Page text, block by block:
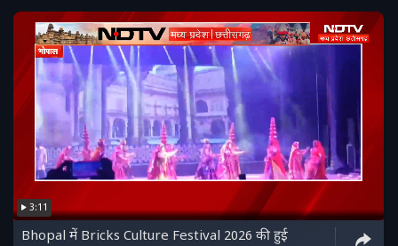
3:11
Bhopal में Bricks Culture Festival 2026 की हुई